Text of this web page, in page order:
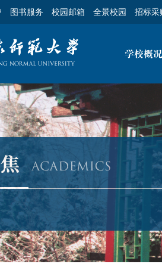
图书服务 校园邮箱 全景校园 招标采